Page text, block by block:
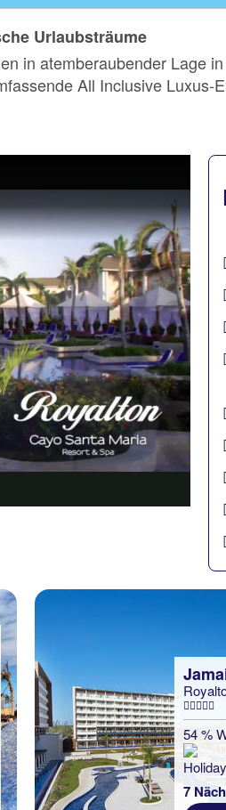
Urlaubsträume
in atemberaubender Lage
All Inclusive
54 %
7